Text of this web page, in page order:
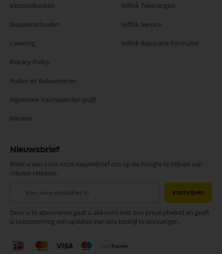
Verzendkosten
Betaalmethoden
Levering
Privacy Policy
Ruilen en Retourneren
Algemene Voorwaarden (pdf)
Merken
Nilfisk Tekeningen
Nilfisk Service
Nilfisk Reparatie Formulier
Nieuwsbrief
Meld u aan voor onze nieuwsbrief om op de hoogte te blijven van
nieuwe releases.
onze
nieuwsbrief
Inschrijven
Door u te abonneren gaat u akkoord met ons privacybeleid en geeft
u toestemming om updates van ons bedrijf te ontvangen.